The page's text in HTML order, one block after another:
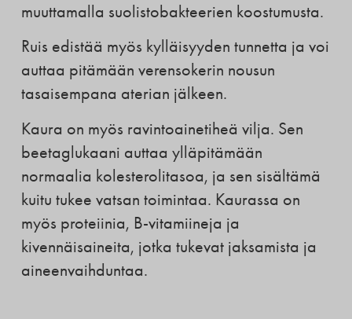
muuttamalla suolistobakteerien koostumusta.
Ruis edistää myös kylläisyyden tunnetta ja voi
auttaa pitämään verensokerin nousun
tasaisempana aterian jälkeen.
Kaura on myös ravintoainetiheä vilja. Sen
beetaglukaani auttaa ylläpitämään
normaalia kolesterolitasoa, ja sen sisältämä
kuitu tukee vatsan toimintaa. Kaurassa on
myös proteiinia, B-vitamiineja ja
kivennäisaineita, jotka tukevat jaksamista ja
aineenvaihduntaa.